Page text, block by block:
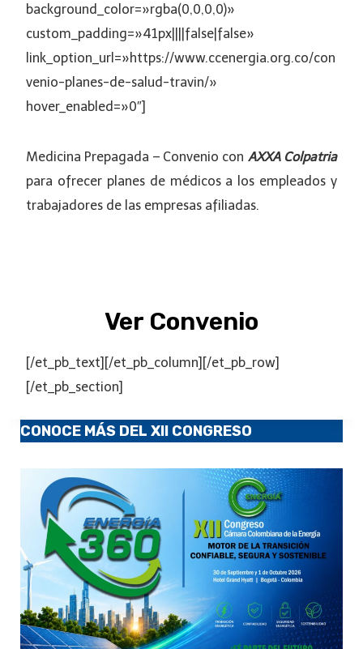
background_color=»rgba(0,0,0,0)»
custom_padding=»41px||||false|false»
link_option_url=»https://www.ccenergia.org.co/con
venio-planes-de-salud-travin/»
hover_enabled=»0″]
Medicina Prepagada – Convenio con AXXA Colpatria
para ofrecer planes de médicos a los empleados y
trabajadores de las empresas afiliadas.
Ver Convenio
[/et_pb_text][/et_pb_column][/et_pb_row]
[/et_pb_section]
CONOCE MÁS DEL XII CONGRESO